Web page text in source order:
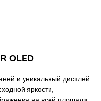
OLED
и уникальный дисплей
яркости,